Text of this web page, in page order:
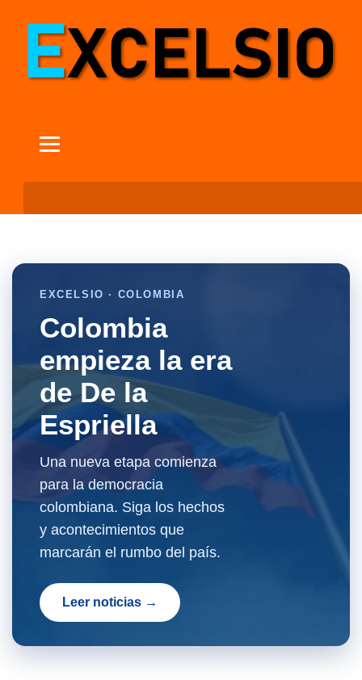
EXCELSIO · COLOMBIA
Colombia
empieza la era
de De la
Espriella
Una nueva etapa comienza
para la democracia
colombiana. Siga los hechos
y acontecimientos que
marcarán el rumbo del país.
Leer noticias →